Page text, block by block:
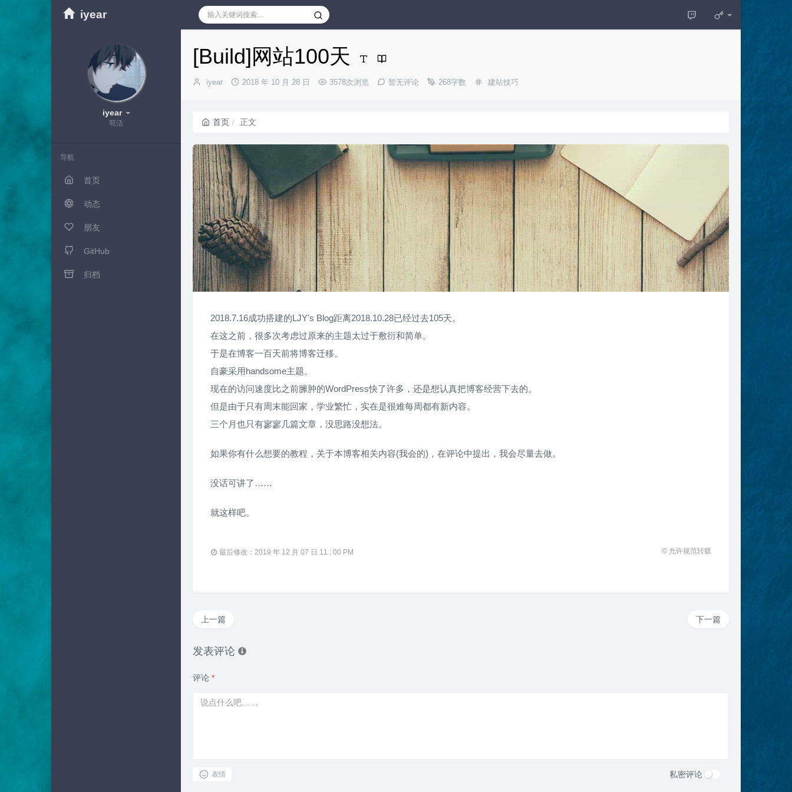
iyear
iyear
苟活
导航
首页
动态
朋友
GitHub
归档
[Build]网站100天
博
iyear
发
2018 年 10 月 28 日 3578次浏览 暂无评论 268字数
分
建站技巧
首页 正文
2018.7.16成功搭建的LJY's Blog距离2018.10.28已经过去105天。
在这之前，很多次考虑过原来的主题太过于敷衍和简单。
于是在博客一百天前将博客迁移。
自豪采用handsome主题。
现在的访问速度比之前臃肿的WordPress快了许多，还是想认真把博客经营下去的。
但是由于只有周末能回家，学业繁忙，实在是很难每周都有新内容。
三个月也只有寥寥几篇文章，没思路没想法。
如果你有什么想要的教程，关于本博客相关内容(我会的)，在评论中提出，我会尽量去做。
没话可讲了……
就这样吧。
最后修改：2019 年 12 月 07 日 11 : 00 PM © 允许规范转载
下一篇
上一篇
发表评论
评论 *
表情 私密评论